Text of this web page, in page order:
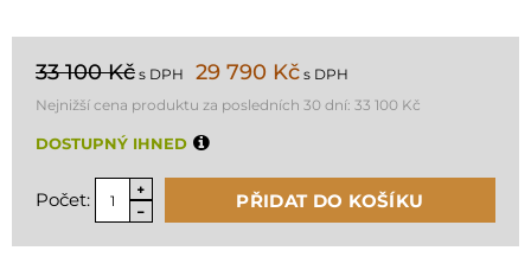
33 100 Kč s DPH 29 790 Kč s DPH
Nejnižší cena produktu za posledních 30 dní: 33 100 Kč
DOSTUPNÝ IHNED
Počet: PŘIDAT DO KOŠÍKU